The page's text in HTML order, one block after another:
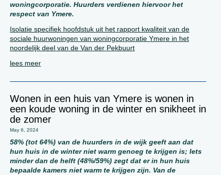
woningcorporatie. Huurders verdienen hiervoor het
respect van Ymere.
Isolatie specifiek hoofdstuk uit het rapport kwaliteit van de
sociale huurwoningen van woningcorporatie Ymere in het
noordelijk deel van de Van der Pekbuurt
lees meer
Wonen in een huis van Ymere is wonen in
een koude woning in de winter en snikheet in
de zomer
May 6, 2024
58% (tot 64%) van de huurders in de wijk geeft aan dat
hun huis in de winter niet warm genoeg te krijgen is; Iets
minder dan de helft (48%/59%) zegt dat er in hun huis
bepaalde kamers niet warm te krijgen zijn. Van de